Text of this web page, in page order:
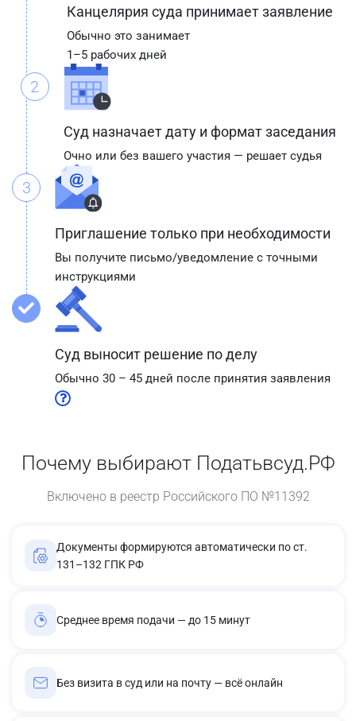
Канцелярия суда принимает заявление
Обычно это занимает
1–5 рабочих дней
2
Суд назначает дату и формат заседания
Очно или без вашего участия — решает судья
3
Приглашение только при необходимости
Вы получите письмо/уведомление с точными
инструкциями
Суд выносит решение по делу
Обычно 30 – 45 дней после принятия заявления
Почему выбирают Податьвсуд.РФ
Включено в реестр Российского ПО №11392
Документы формируются автоматически по ст.
131–132 ГПК РФ
Среднее время подачи — до 15 минут
Без визита в суд или на почту — всё онлайн